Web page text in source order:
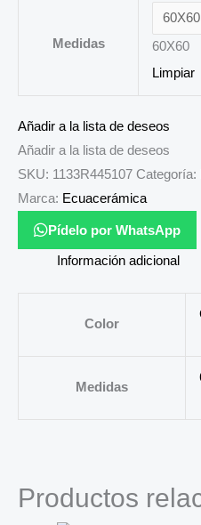
Medidas
60X60
Limpiar
Añadir a la lista de deseos
Añadir a la lista de deseos
SKU: 1133R445107 Categoría:
Marca: Ecuacerámica
Pídelo por WhatsApp
Información adicional
Color
Medidas
Productos